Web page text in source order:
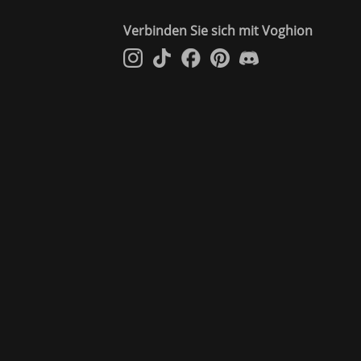
Touch. Und für Strandtage passen ein Strohhut und eine
aus unseren Lagern im Ausland stammen, dauert die
den Mindestbestellwert erreicht. Der kostenlose Versand wird
im Originalzustand zurückgegeben werden und Sie erhalten
Verbinden Sie sich mit Voghion